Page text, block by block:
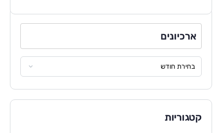
ארכיונים
קטגוריות